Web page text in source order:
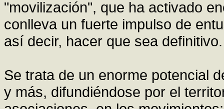
"movilización", que ha activado
conlleva un fuerte impulso de
así decir, hacer que sea definitivo.
Se trata de un enorme potencial
y más, difundiéndose por el